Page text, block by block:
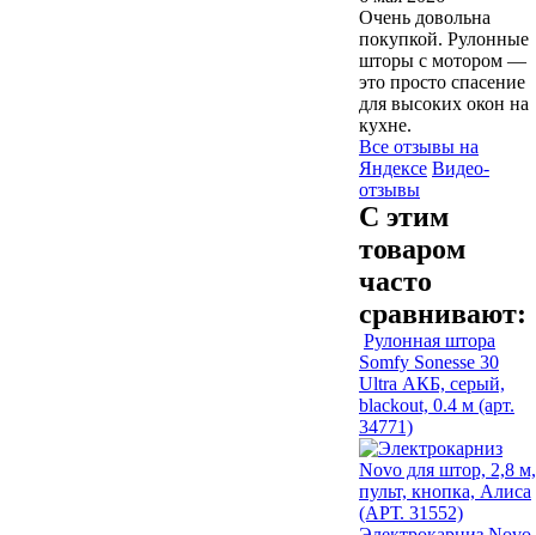
Очень довольна
покупкой. Рулонные
шторы с мотором —
это просто спасение
для высоких окон на
кухне.
Все отзывы на
Яндексе Видео-
отзывы
С этим
товаром
часто
сравнивают:
Рулонная штора
Somfy Sonesse 30
Ultra АКБ, серый,
blackout, 0.4 м (арт.
34771)